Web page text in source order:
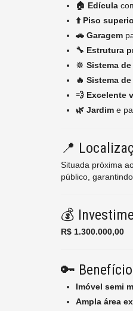
🏠 Edícula
⬆️ Piso
🚗 Garagem
🔧 Estrutura
🔆 Sistema
🔥 Sistema
💨 Excelente
🌿 Jardim e
📍
Situada próxima
público,
💰
R$ 1.300.000,00
🔑
Imóvel semi
Ampla área